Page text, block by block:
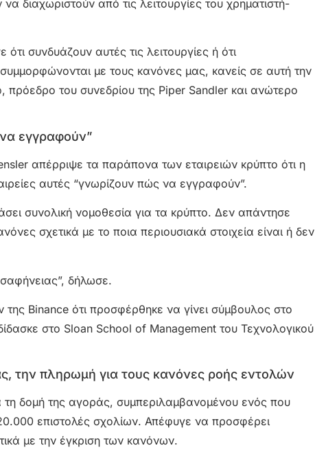
διαχωριστούν από τις λειτουργίες του χρηματιστή-
συνδυάζουν αυτές τις λειτουργίες ή ότι
με τους κανόνες μας, κανείς σε αυτή την
του συνεδρίου της Piper Sandler και ανώτερο
να εγγραφούν”
απέρριψε τα παράπονα των εταιρειών κρύπτο ότι η
αυτές “γνωρίζουν πώς να εγγραφούν”.
συνολική νομοθεσία για τα κρύπτο. Δεν απάντησε
σχετικά με το ποια περιουσιακά στοιχεία είναι ή δεν
δήλωσε.
Binance ότι προσφέρθηκε να γίνει σύμβουλος στο
στο Sloan School of Management του Τεχνολογικού
την πληρωμή για τους κανόνες ροής εντολών
τη δομή της αγοράς, συμπεριλαμβανομένου ενός που
επιστολές σχολίων. Απέφυγε να προσφέρει
με την έγκριση των κανόνων.